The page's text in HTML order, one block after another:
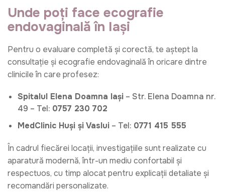
Unde poți face ecografie
endovaginală în Iași
Pentru o evaluare completă și corectă, te aștept la
consultație și ecografie endovaginală în oricare dintre
clinicile în care profesez:
Spitalul Elena Doamna Iași – Str. Elena Doamna nr.
49 – Tel: 0757 230 702
MedClinic Huși și Vaslui – Tel: 0771 415 555
În cadrul fiecărei locații, investigațiile sunt realizate cu
aparatură modernă, într-un mediu confortabil și
respectuos, cu timp alocat pentru explicații detaliate și
recomandări personalizate.